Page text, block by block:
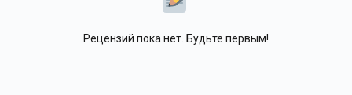
Рецензий пока нет. Будьте первым!